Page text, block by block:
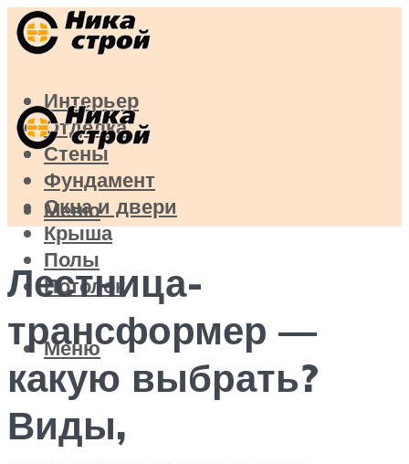
Интерьер
Отделка
Стены
Фундамент
Окна и двери
Крыша
Полы
Потолок
Меню
Меню
Лестница-
трансформер —
какую выбрать?
Виды,